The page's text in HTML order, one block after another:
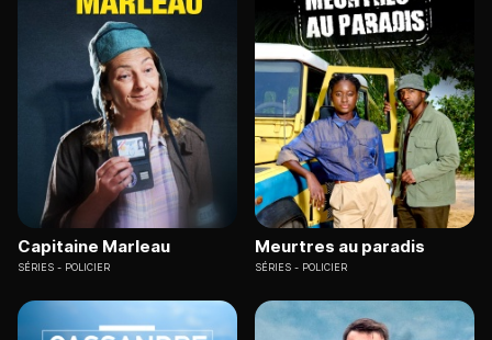
Capitaine Marleau
SÉRIES POLICIER
Meurtres au paradis
SÉRIES POLICIER